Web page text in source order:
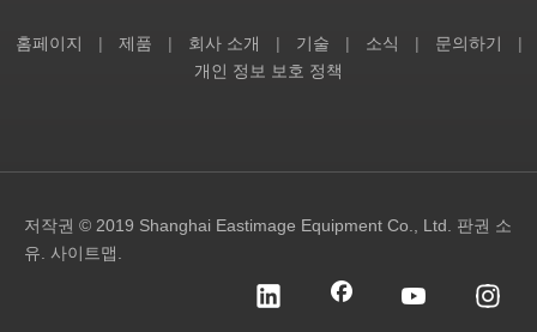
홈페이지 | 제품 | 회사 소개 | 기술 | 소식 | 문의하기
|
개인 정보 보호 정책
저작권 © 2019 Shanghai Eastimage Equipment Co., Ltd. 판권 소
유. 사이트맵